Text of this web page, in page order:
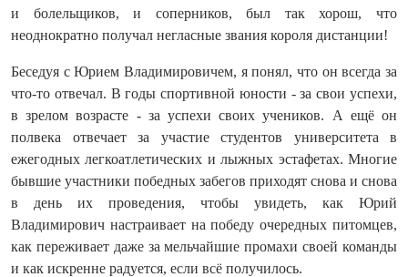
и болельщиков, и соперников, был так хорош, что
неоднократно получал негласные звания короля дистанции!
Беседуя с Юрием Владимировичем, я понял, что он всегда за
что-то отвечал. В годы спортивной юности - за свои успехи,
в зрелом возрасте - за успехи своих учеников. А ещё он
полвека отвечает за участие студентов университета в
ежегодных легкоатлетических и лыжных эстафетах. Многие
бывшие участники победных забегов приходят снова и снова
в день их проведения, чтобы увидеть, как Юрий
Владимирович настраивает на победу очередных питомцев,
как переживает даже за мельчайшие промахи своей команды
и как искренне радуется, если всё получилось.